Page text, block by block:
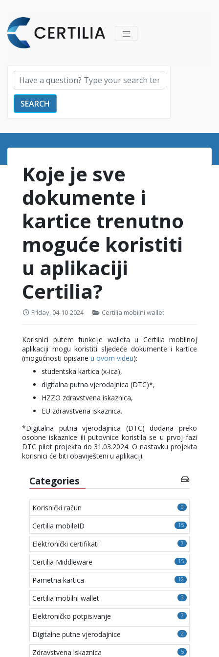
SEARCH
Koje je sve
dokumente i
kartice trenutno
moguće koristiti
u aplikaciji
Certilia?
Friday, 04-10-2024 Certilia mobilni wallet
Korisnici putem funkcije walleta u Certilia mobilnoj
aplikaciji mogu koristiti sljedeće dokumente i kartice
(mogućnosti opisane u ovom videu):
studentska kartica (x-ica),
digitalna putna vjerodajnica (DTC)*,
HZZO zdravstvena iskaznica,
EU zdravstvena iskaznica.
*Digitalna putna vjerodajnica (DTC) dodana preko
osobne iskaznice ili putovnice koristila se u prvoj fazi
DTC pilot projekta do 31.03.2024. O nastavku projekta
korisnici će biti obaviješteni u aplikaciji.
Categories
9
Korisnički račun
15
Certilia mobileID
7
Elektronički certifikati
15
Certilia Middleware
12
Pametna kartica
3
Certilia mobilni wallet
7
Elektroničko potpisivanje
2
Digitalne putne vjerodajnice
5
Zdravstvena iskaznica